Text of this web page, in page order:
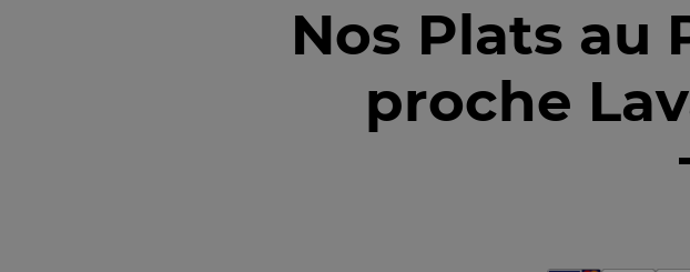
Nos Plats au
proche